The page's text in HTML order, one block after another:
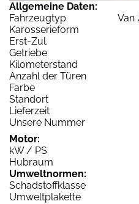
Allgemeine Daten:
Fahrzeugtyp
Van
Karosserieform
Erst-Zul.
Getriebe
Kilometerstand
Anzahl der Türen
Farbe
Standort
Lieferzeit
Unsere Nummer
Motor:
kW / PS
Hubraum
Umweltnormen:
Schadstoffklasse
Umweltplakette